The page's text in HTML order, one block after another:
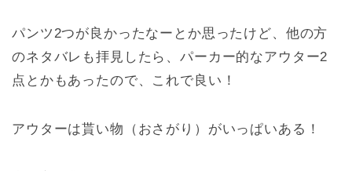
パンツ2つが良かったなーとか思ったけど、他の方
のネタバレも拝見したら、パーカー的なアウター2
点とかもあったので、これで良い！
アウターは貰い物（おさがり）がいっぱいある！